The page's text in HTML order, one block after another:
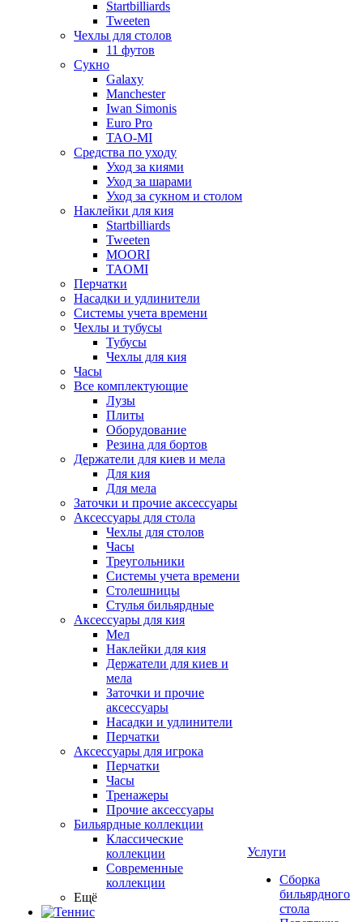
Startbilliards
Tweeten
Чехлы для столов
11 футов
Сукно
Galaxy
Manchester
Iwan Simonis
Euro Pro
TAO-MI
Средства по уходу
Уход за киями
Уход за шарами
Уход за сукном и столом
Наклейки для кия
Startbilliards
Tweeten
MOORI
TAOMI
Перчатки
Насадки и удлинители
Системы учета времени
Чехлы и тубусы
Тубусы
Чехлы для кия
Часы
Все комплектующие
Лузы
Плиты
Оборудование
Резина для бортов
Держатели для киев и мела
Для кия
Для мела
Заточки и прочие аксессуары
Аксессуары для стола
Чехлы для столов
Часы
Треугольники
Системы учета времени
Столешницы
Стулья бильярдные
Аксессуары для кия
Мел
Наклейки для кия
Держатели для киев и
мела
Заточки и прочие
аксессуары
Насадки и удлинители
Перчатки
Аксессуары для игрока
Перчатки
Часы
Тренажеры
Прочие аксессуары
Бильярдные коллекции
Классические
коллекции
Современные
коллекции
Ещё
Услуги
Сборка
бильярдного
стола